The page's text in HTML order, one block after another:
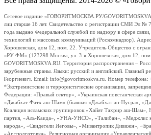
Сетевое издание «ГОВОРИТМОСКВА.РУ/
лиц старше 16 лет. Свидетельство о регистрации СМИ Эл №
года выдано Федеральной службой по надзору в сфере
технологий и массовых коммуникаций (Роскомнадзор).
Хорошевская, дом 12, пом. 22. Учредитель Общество с
«РУ ФМ» (123298 Москва, ул. 3-я Хорошевская, дом 12,
GOVORITMOSKVA.RU. Территория распространения –
зарубежные страны. Языки: русский и английский. Главный
Георгиевич. Email: info@govoritmoskva.ru. Номер телефона:
*Экстремистские и террористические организации,
Федерации: «Правый сектор», «Украинская повстанческая
«Джабхат Фатх аш-Шам» (бывшая «Джабхат ан-Нусра»,
Коалиция исламских группировок «Хайят Тахрир аш-Шам»,
партия, «Аль-Каида», «УНА-УНСО», «Талибан», «Меджлис
народа», «Свидетели Иеговы», «Мизантропик Дивижн»,
«Артподготовка», Религиозная организация